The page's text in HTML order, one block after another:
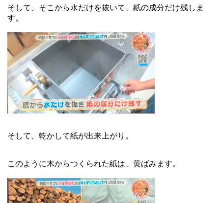
そして、そこから水だけを抜いて、紙の成分だけ残しま
す。
そして、乾かして紙が出来上がり。
このように木からつくられた紙は、黄ばみます。